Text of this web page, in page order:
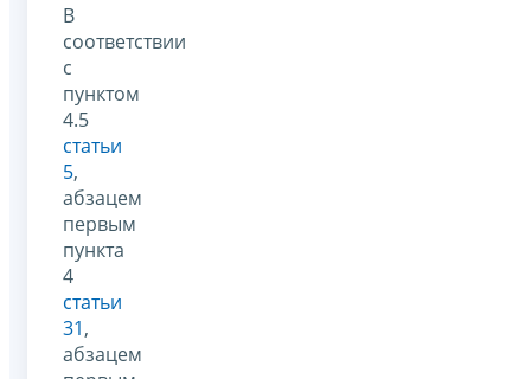
В
соответствии
с
пунктом
4.5
статьи
5,
абзацем
первым
пункта
4
статьи
31,
абзацем